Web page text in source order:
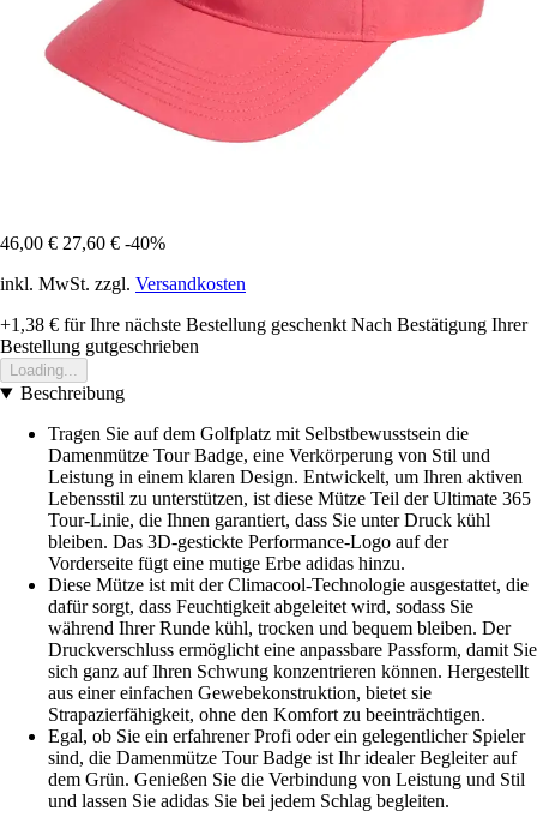
46,00 € 27,60 € -40%
inkl. MwSt. zzgl. Versandkosten
+1,38 € für Ihre nächste Bestellung geschenkt Nach Bestätigung Ihrer
Bestellung gutgeschrieben
Loading...
Beschreibung
Tragen Sie auf dem Golfplatz mit Selbstbewusstsein die
Damenmütze Tour Badge, eine Verkörperung von Stil und
Leistung in einem klaren Design. Entwickelt, um Ihren aktiven
Lebensstil zu unterstützen, ist diese Mütze Teil der Ultimate 365
Tour-Linie, die Ihnen garantiert, dass Sie unter Druck kühl
bleiben. Das 3D-gestickte Performance-Logo auf der
Vorderseite fügt eine mutige Erbe adidas hinzu.
Diese Mütze ist mit der Climacool-Technologie ausgestattet, die
dafür sorgt, dass Feuchtigkeit abgeleitet wird, sodass Sie
während Ihrer Runde kühl, trocken und bequem bleiben. Der
Druckverschluss ermöglicht eine anpassbare Passform, damit Sie
sich ganz auf Ihren Schwung konzentrieren können. Hergestellt
aus einer einfachen Gewebekonstruktion, bietet sie
Strapazierfähigkeit, ohne den Komfort zu beeinträchtigen.
Egal, ob Sie ein erfahrener Profi oder ein gelegentlicher Spieler
sind, die Damenmütze Tour Badge ist Ihr idealer Begleiter auf
dem Grün. Genießen Sie die Verbindung von Leistung und Stil
und lassen Sie adidas Sie bei jedem Schlag begleiten.